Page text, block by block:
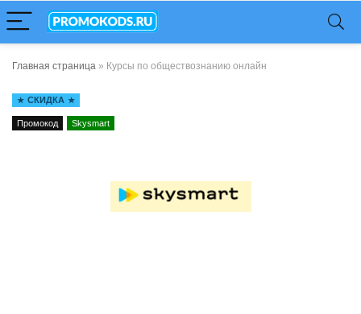
Главная страница » Курсы по обществознанию онлайн
СКИДКА
Промокод Skysmart